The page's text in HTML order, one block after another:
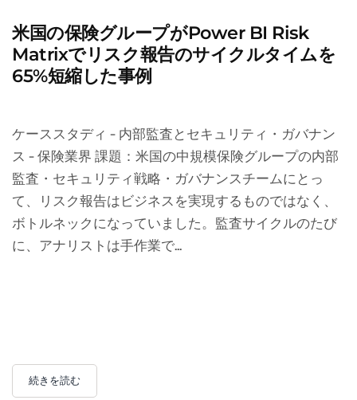
米国の保険グループがPower BI Risk
Matrixでリスク報告のサイクルタイムを
65%短縮した事例
ケーススタディ - 内部監査とセキュリティ・ガバナン
ス - 保険業界 課題：米国の中規模保険グループの内部
監査・セキュリティ戦略・ガバナンスチームにとっ
て、リスク報告はビジネスを実現するものではなく、
ボトルネックになっていました。監査サイクルのたび
に、アナリストは手作業で...
続きを読む